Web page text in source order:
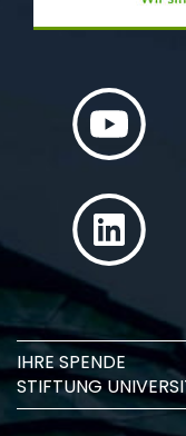
IHRE SPENDE
STIFTUNG